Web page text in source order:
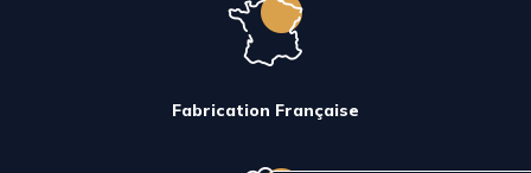
Fabrication Française